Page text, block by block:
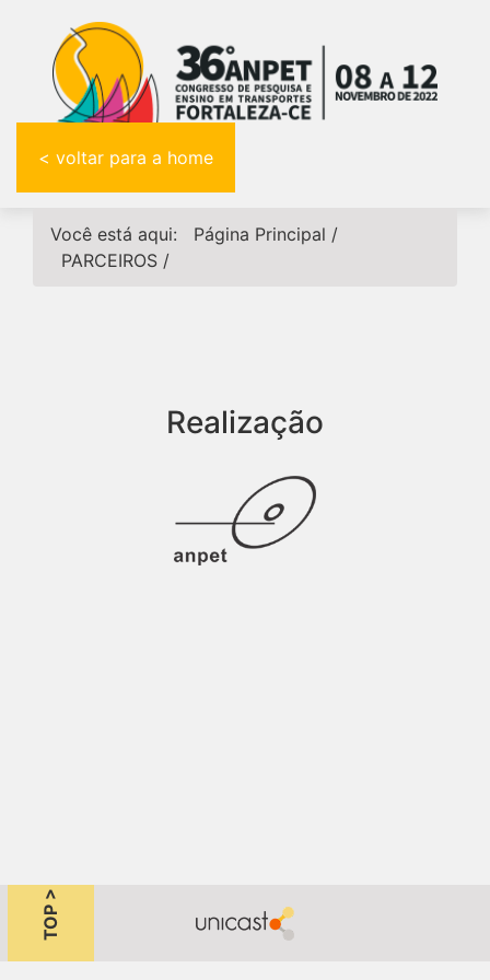
< voltar para a home
Você está aqui: Página Principal /
PARCEIROS /
Realização
TOP >